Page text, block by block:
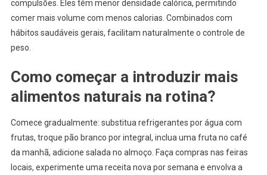
compulsões. Eles têm menor densidade calórica, permitindo
comer mais volume com menos calorias. Combinados com
hábitos saudáveis gerais, facilitam naturalmente o controle de
peso.
Como começar a introduzir mais
alimentos naturais na rotina?
Comece gradualmente: substitua refrigerantes por água com
frutas, troque pão branco por integral, inclua uma fruta no café
da manhã, adicione salada no almoço. Faça compras nas feiras
locais, experimente uma receita nova por semana e envolva a